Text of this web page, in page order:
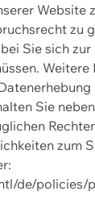
Website
zu
Sie sich zur
Sie
zum
de/policies/